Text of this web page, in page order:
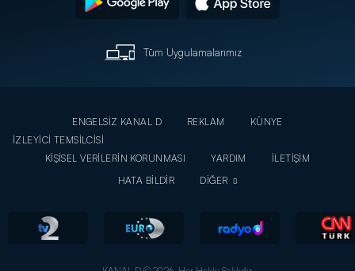
Tüm Uygulamalarımız
ENGELSİZ KANAL D REKLAM
KÜNYE
İZLEYİCİ TEMSİLCİSİ
KİŞİSEL VERİLERİN KORUNMASI
YARDIM
İLETİŞİM
HATA BİLDİR
DİĞER